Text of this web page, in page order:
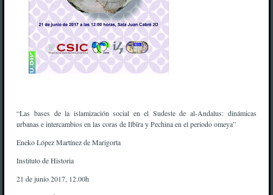
“Las bases de la islamización social en el Sudeste de al-Andalus: dinámicas
urbanas e intercambios en las coras de Ilbīra y Pechina en el periodo omeya”
Eneko López Martínez de Marigorta
Instituto de Historia
21 de junio 2017, 12.00h